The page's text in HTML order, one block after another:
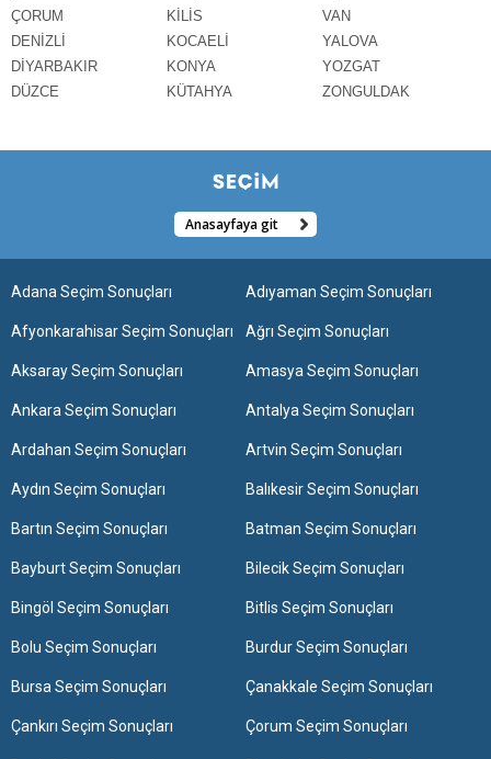
ÇORUM
DENİZLİ
DİYARBAKIR
DÜZCE
KİLİS
KOCAELİ
KONYA
KÜTAHYA
VAN
YALOVA
YOZGAT
ZONGULDAK
Anasayfaya git
Adana Seçim Sonuçları Adıyaman Seçim Sonuçları
Afyonkarahisar Seçim Sonuçları Ağrı Seçim Sonuçları
Aksaray Seçim Sonuçları Amasya Seçim Sonuçları
Ankara Seçim Sonuçları Antalya Seçim Sonuçları
Ardahan Seçim Sonuçları Artvin Seçim Sonuçları
Aydın Seçim Sonuçları Balıkesir Seçim Sonuçları
Bartın Seçim Sonuçları Batman Seçim Sonuçları
Bayburt Seçim Sonuçları Bilecik Seçim Sonuçları
Bingöl Seçim Sonuçları Bitlis Seçim Sonuçları
Bolu Seçim Sonuçları Burdur Seçim Sonuçları
Bursa Seçim Sonuçları Çanakkale Seçim Sonuçları
Çankırı Seçim Sonuçları Çorum Seçim Sonuçları